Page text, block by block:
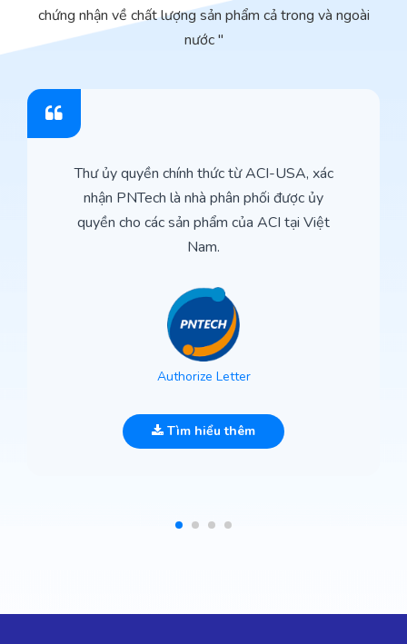
chứng nhận về chất lượng sản phẩm cả trong và ngoài
nước "
Thư ủy quyền chính thức từ ACI-USA, xác
nhận PNTech là nhà phân phối được ủy
quyền cho các sản phẩm của ACI tại Việt
Nam.
Authorize Letter
Tìm hiểu thêm